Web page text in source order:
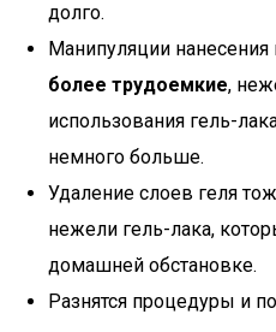
долго.
Манипуляции нанесения
более трудоемкие,
использования гель-
немного больше.
Удаление слоев геля
нежели гель-лака,
домашней обстановке.
Разнятся процедуры и